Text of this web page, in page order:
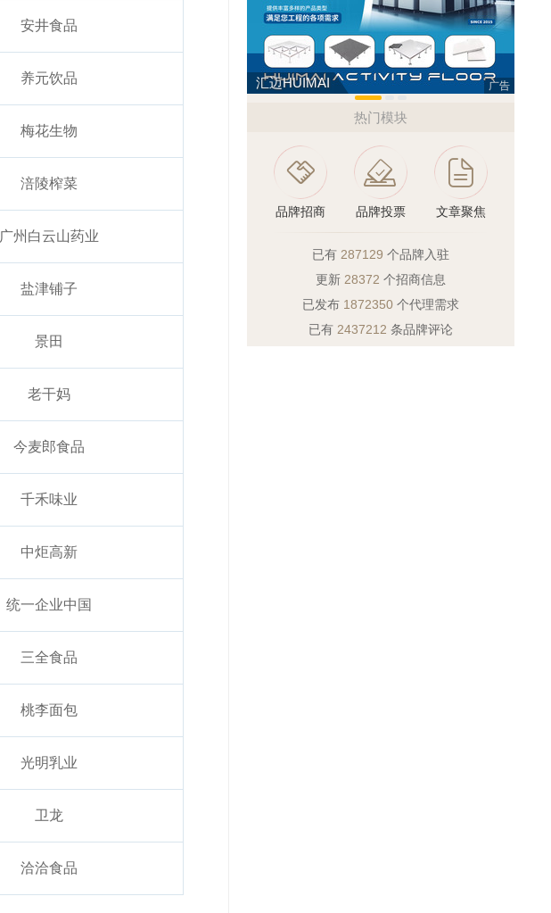
安井食品
养元饮品
梅花生物
涪陵榨菜
广州白云山药业
盐津铺子
景田
老干妈
今麦郎食品
千禾味业
中炬高新
统一企业中国
三全食品
桃李面包
光明乳业
卫龙
洽洽食品
汇迈HUIMAI 广告
热门模块
品牌招商 品牌投票 文章聚焦
已有 287129 个品牌入驻
更新 28372 个招商信息
已发布 1872350 个代理需求
已有 2437212 条品牌评论